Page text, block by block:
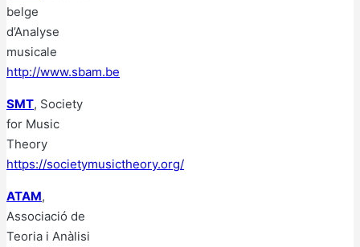
belge
d’Analyse
musicale
http://www.sbam.be
SMT, Society
for Music
Theory
https://societymusictheory.org/
ATAM,
Associació de
Teoria i Anàlisi